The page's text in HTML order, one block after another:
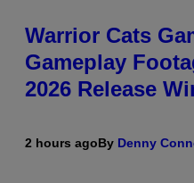
Warrior Cats
Gameplay
2026 Release
2 hours agoBy Denny